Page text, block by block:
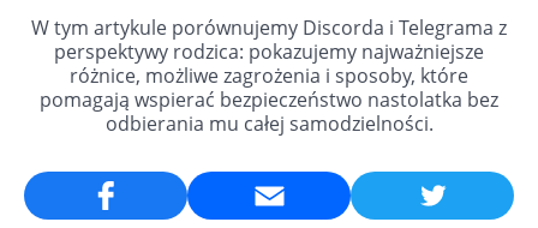
W tym artykule porównujemy Discorda i Telegrama z
perspektywy rodzica: pokazujemy najważniejsze
różnice, możliwe zagrożenia i sposoby, które
pomagają wspierać bezpieczeństwo nastolatka bez
odbierania mu całej samodzielności.
Email